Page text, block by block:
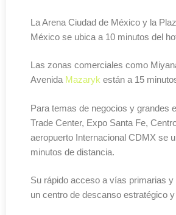
La Arena Ciudad de México y la
México se ubica a 10 minutos del
Las zonas comerciales como
Avenida Mazaryk están a 15
Para temas de negocios y grandes
Trade Center, Expo Santa Fe,
aeropuerto Internacional CDMX se
minutos de distancia.
Su rápido acceso a vías primarias y
un centro de descanso estratégico